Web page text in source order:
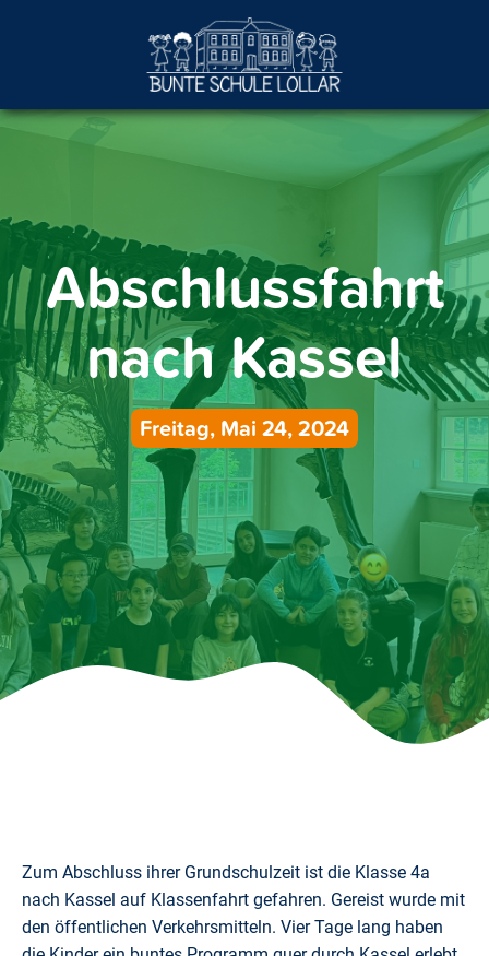
Abschlussfahrt
nach Kassel
Freitag, Mai 24, 2024
Zum Abschluss ihrer Grundschulzeit ist die Klasse 4a
nach Kassel auf Klassenfahrt gefahren. Gereist wurde mit
den öffentlichen Verkehrsmitteln. Vier Tage lang haben